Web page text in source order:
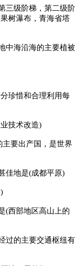
三级阶梯，第二级阶
树瀑布，青海省塔
中海沿海的主要植被
珍惜和合理利用每
技术改造)
主要出产国，是世界
佳地是(成都平原)
(西部地区高山上的
过的主要交通枢纽有